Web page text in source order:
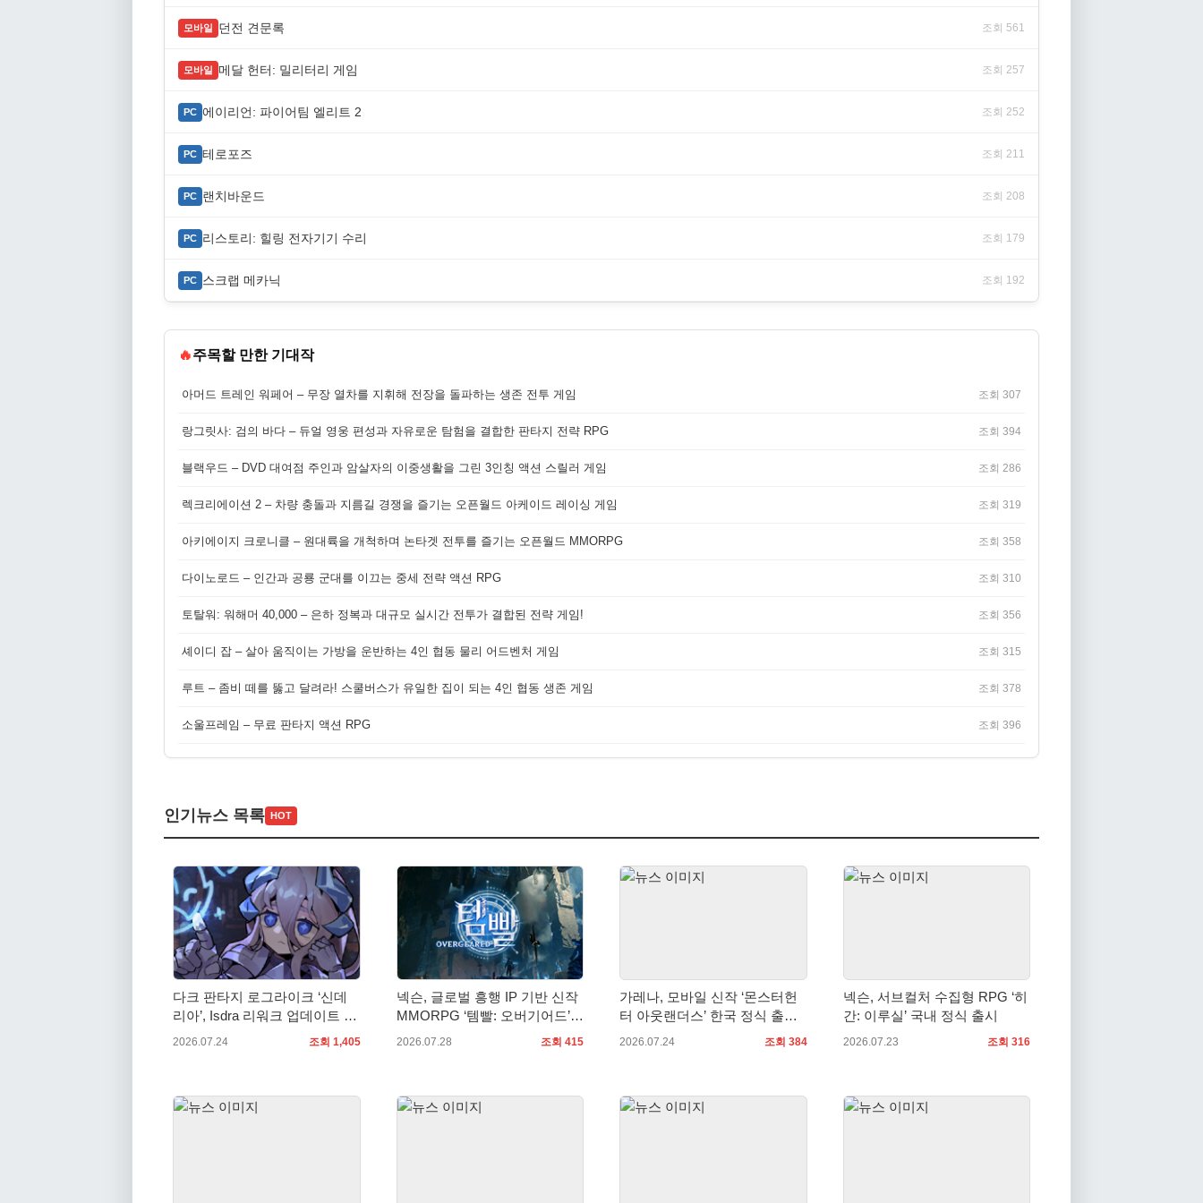
모바일 던전 견문록 조회 561
모바일 메달 헌터: 밀리터리 게임 조회 257
PC 에이리언: 파이어팀 엘리트 2 조회 252
PC 테로포즈 조회 211
PC 랜치바운드 조회 208
PC 리스토리: 힐링 전자기기 수리 조회 179
PC 스크랩 메카닉 조회 192
🔥주목할 만한 기대작
아머드 트레인 워페어 – 무장 열차를 지휘해 전장을 돌파하는 생존 전투 게임 조회 307
랑그릿사: 검의 바다 – 듀얼 영웅 편성과 자유로운 탐험을 결합한 판타지 전략 RPG 조회 394
블랙우드 – DVD 대여점 주인과 암살자의 이중생활을 그린 3인칭 액션 스릴러 게임 조회 286
렉크리에이션 2 – 차량 충돌과 지름길 경쟁을 즐기는 오픈월드 아케이드 레이싱 게임 조회 319
아키에이지 크로니클 – 원대륙을 개척하며 논타겟 전투를 즐기는 오픈월드 MMORPG 조회 358
다이노로드 – 인간과 공룡 군대를 이끄는 중세 전략 액션 RPG 조회 310
토탈워: 워해머 40,000 – 은하 정복과 대규모 실시간 전투가 결합된 전략 게임! 조회 356
셰이디 잡 – 살아 움직이는 가방을 운반하는 4인 협동 물리 어드벤처 게임 조회 315
루트 – 좀비 떼를 뚫고 달려라! 스쿨버스가 유일한 집이 되는 4인 협동 생존 게임 조회 378
소울프레임 – 무료 판타지 액션 RPG 조회 396
인기뉴스 목록 HOT
다크 판타지 로그라이크 ‘신데
리아’, Isdra 리워크 업데이트 적
용… 스팀 20% 할인 진행
2026.07.24 조회 1,405
넥슨, 글로벌 흥행 IP 기반 신작
MMORPG ‘템빨: 오버기어드’
타이틀명 확정!
2026.07.28 조회 415
가레나, 모바일 신작 ‘몬스터헌
터 아웃랜더스’ 한국 정식 출시
확정… 사전예약 시작
2026.07.24 조회 384
넥슨, 서브컬처 수집형 RPG ‘히
간: 이루실’ 국내 정식 출시
2026.07.23 조회 316